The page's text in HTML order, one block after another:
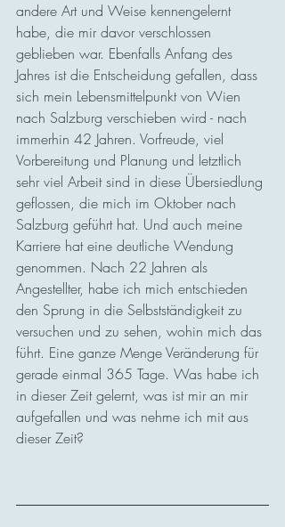
andere Art und Weise kennengelernt
habe, die mir davor verschlossen
geblieben war. Ebenfalls Anfang des
Jahres ist die Entscheidung gefallen, dass
sich mein Lebensmittelpunkt von Wien
nach Salzburg verschieben wird - nach
immerhin 42 Jahren. Vorfreude, viel
Vorbereitung und Planung und letztlich
sehr viel Arbeit sind in diese Übersiedlung
geflossen, die mich im Oktober nach
Salzburg geführt hat. Und auch meine
Karriere hat eine deutliche Wendung
genommen. Nach 22 Jahren als
Angestellter, habe ich mich entschieden
den Sprung in die Selbstständigkeit zu
versuchen und zu sehen, wohin mich das
führt. Eine ganze Menge Veränderung für
gerade einmal 365 Tage. Was habe ich
in dieser Zeit gelernt, was ist mir an mir
aufgefallen und was nehme ich mit aus
dieser Zeit?